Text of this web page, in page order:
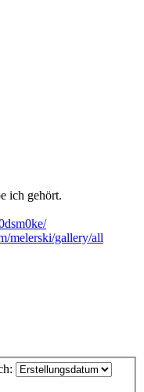
ich gehört.
melerski/gallery/all